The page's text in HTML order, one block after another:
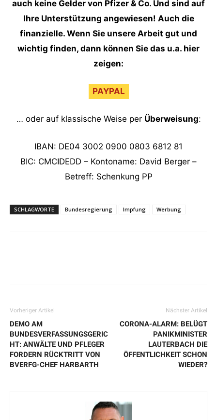
auch keine Gelder von Pfizer & Co. Und sind auf
Ihre Unterstützung angewiesen! Auch die
finanzielle. Wenn Sie unsere Arbeit gut und
wichtig finden, dann können Sie das u.a. hier
zeigen:
PAYPAL
… oder auf klassische Weise per Überweisung:
IBAN: DE04 3002 0900 0803 6812 81
BIC: CMCIDEDD – Kontoname: David Berger –
Betreff: Schenkung PP
SCHLAGWORTE Bundesregierung Impfung Werbung
Vorheriger Artikel
DEMO AM
BUNDESVERFASSUNGSGERIC
HT: ANWÄLTE UND PFLEGER
FORDERN RÜCKTRITT VON
BVERFG-CHEF HARBARTH
Nächster Artikel
CORONA-ALARM: BELÜGT
PANIKMINISTER
LAUTERBACH DIE
ÖFFENTLICHKEIT SCHON
WIEDER?